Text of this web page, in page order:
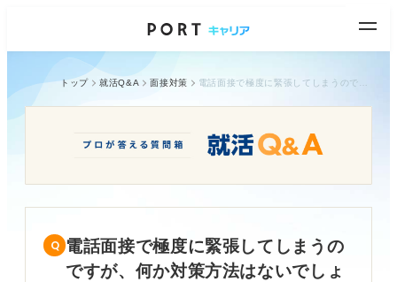
トップ 就活Q&A 面接対策
電話面接で極度に緊張してしまうの
ですが、何か対策方法はないでしょ